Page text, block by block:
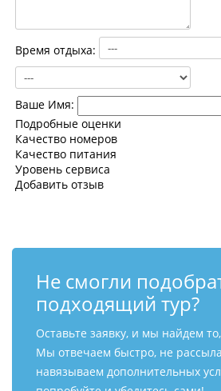
Время отдыха:
Ваше Имя:
Подробные оценки
Качество номеров
Качество питания
Уровень сервиса
Добавить отзыв
Не смогли
подходящий тур?
Оставьте заявку, и мы найдем
Мы отвечаем быстро, не
навязываем дополнительных